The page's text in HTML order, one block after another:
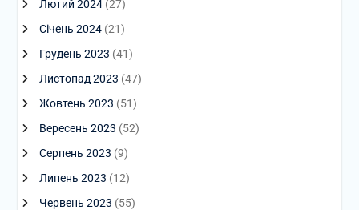
Лютий 2024(27)
Січень 2024(21)
Грудень 2023 (41)
Листопад 2023 (47)
Жовтень 2023 (51)
Вересень 2023 (52)
Серпень 2023 (9)
Липень 2023 (12)
Червень 2023 (55)